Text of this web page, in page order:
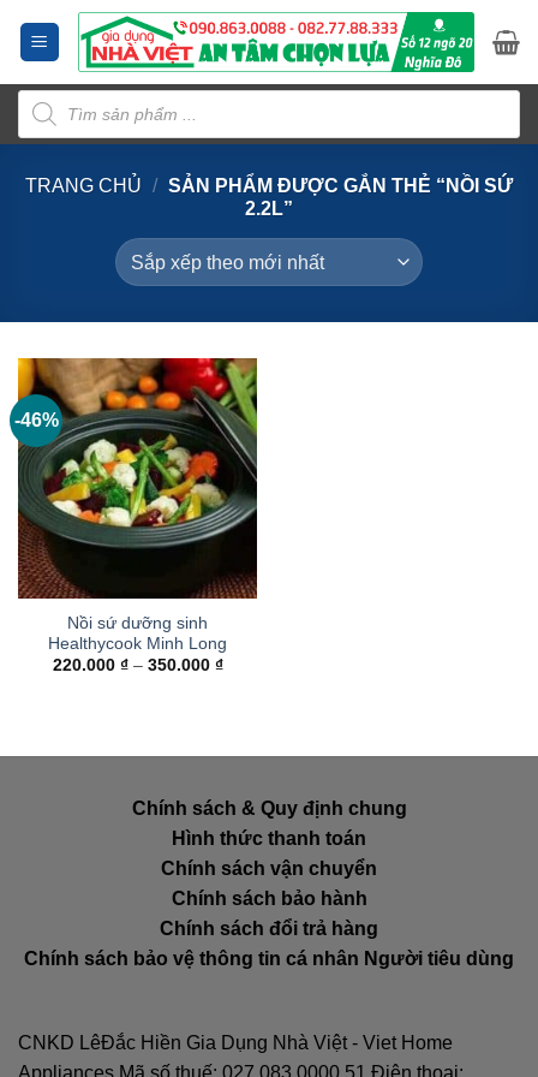
dung
Tìm
kiếm
sản
phẩm
TRANG CHỦ / SẢN PHẨM ĐƯỢC GẮN THẺ “NỒI SỨ
2.2L”
-46%
Nồi sứ dưỡng sinh
Healthycook Minh Long
220.000 ₫ – 350.000 ₫Khoảng
Chính sách & Quy định chung
Hình thức thanh toán
Chính sách vận chuyển
Chính sách bảo hành
Chính sách đổi trả hàng
Chính sách bảo vệ thông tin cá nhân Người tiêu dùng
CNKD LêĐắc Hiền Gia Dụng Nhà Việt - Viet Home
Appliances Mã số thuế: 027.083.0000.51 Điện thoại: